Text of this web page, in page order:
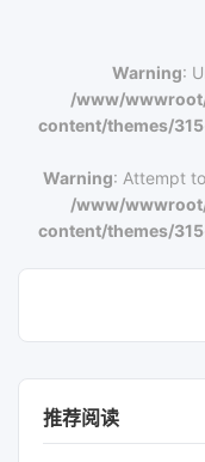
Warning:
/www/
content/themes/
Warning: Attempt
/www/
content/themes/
推荐阅读